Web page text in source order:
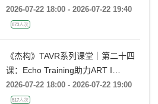
2026-07-22 18:00 - 2026-07-22 19:40
873人次
《杰构》TAVR系列课堂｜第二十四
课：Echo Training助力ART I
Rebecca T. Hahn教授《主动脉瓣反
流的超声培训：从病理机制到临床诊
2026-07-22 18:00 - 2026-07-22 19:00
517人次